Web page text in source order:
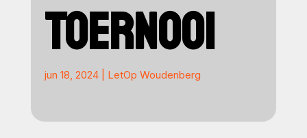
TOERNOOI
jun 18, 2024| LetOp Woudenberg